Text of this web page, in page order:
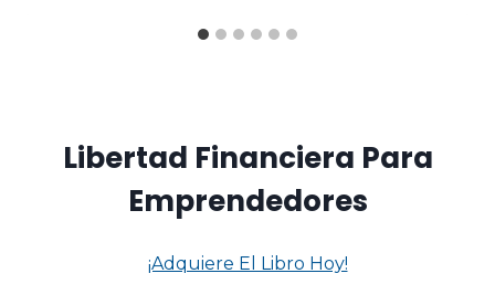
Libertad Financiera Para
Emprendedores
¡Adquiere El Libro Hoy!